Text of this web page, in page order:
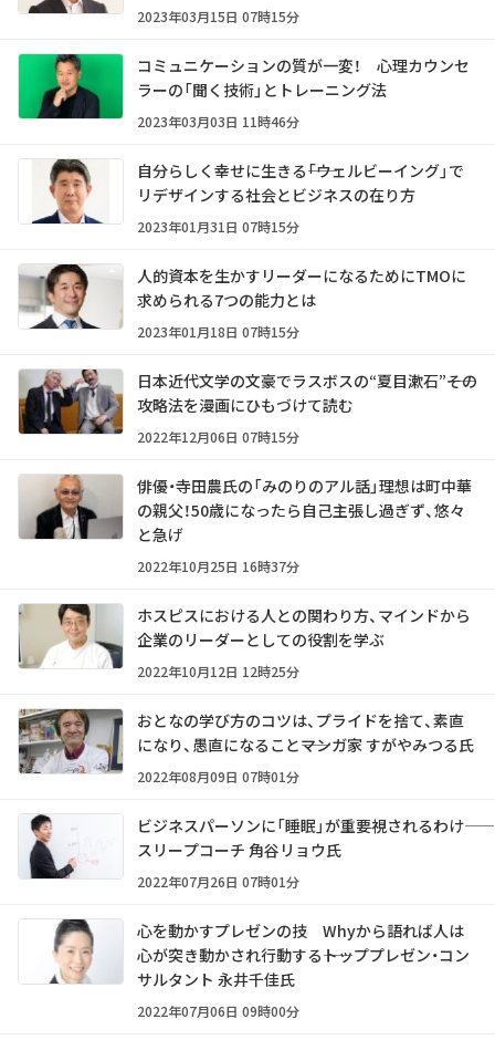
2023年03月15日 07時15分
コミュニケーションの質が一変！ 心理カウンセ
ラーの「聞く技術」とトレーニング法
2023年03月03日 11時46分
自分らしく幸せに生きる――「ウェルビーイング」で
リデザインする社会とビジネスの在り方
2023年01月31日 07時15分
人的資本を生かすリーダーになるためにTMOに
求められる7つの能力とは
2023年01月18日 07時15分
日本近代文学の文豪でラスボスの“夏目漱石”――その
攻略法を漫画にひもづけて読む
2022年12月06日 07時15分
俳優・寺田農氏の「みのりのアル話」理想は町中華
の親父！50歳になったら自己主張し過ぎず、悠々
と急げ
2022年10月25日 16時37分
ホスピスにおける人との関わり方、マインドから
企業のリーダーとしての役割を学ぶ
2022年10月12日 12時25分
おとなの学び方のコツは、プライドを捨て、素直
になり、愚直になること――マンガ家 すがやみつる氏
2022年08月09日 07時01分
ビジネスパーソンに「睡眠」が重要視されるわけ――
スリープコーチ 角谷リョウ氏
2022年07月26日 07時01分
心を動かすプレゼンの技 Whyから語れば人は
心が突き動かされ行動する――トッププレゼン・コン
サルタント 永井千佳氏
2022年07月06日 09時00分